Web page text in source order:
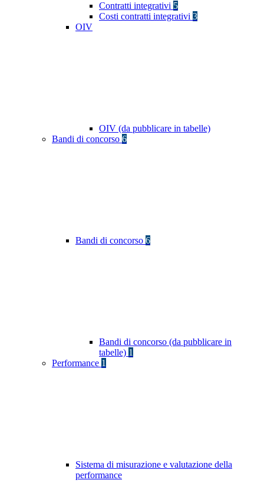
Contratti integrativi 5
Costi contratti integrativi 3
OIV
OIV (da pubblicare in tabelle)
Bandi di concorso 6
Bandi di concorso 6
Bandi di concorso (da pubblicare in
tabelle) 1
Performance 1
Sistema di misurazione e valutazione della
performance